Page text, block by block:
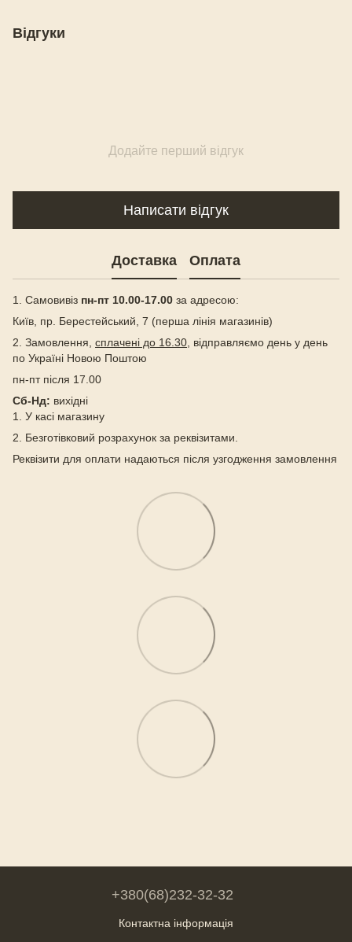
Відгуки
Додайте перший відгук
Написати відгук
Доставка Оплата
1. Самовивіз пн-пт 10.00-17.00 за адресою:
Київ, пр. Берестейський, 7 (перша лінія магазинів)
2. Замовлення, сплачені до 16.30, відправляємо день у день
по Україні Новою Поштою
пн-пт після 17.00
Сб-Нд: вихідні
1. У касі магазину
2. Безготівковий розрахунок за реквізитами.
Реквізити для оплати надаються після узгодження замовлення
+380(68)232-32-32
Контактна інформація